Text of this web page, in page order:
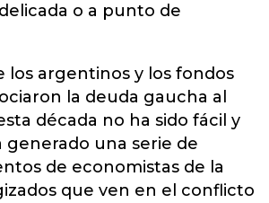
o a punto de
los argentinos y los fondos
la deuda gaucha al
década no ha sido fácil y
generado una serie de
de economistas de la
que ven en el conflicto